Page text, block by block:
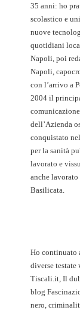
35 anni: ho
scolastico e
nuove
quotidiani
Napoli, poi
Napoli,
con l’arrivo a
2004 il
dell’Azienda
conquistato
per la sanità
lavorato e
anche
Basilicata.
Ho continuato
diverse
Tiscali.it, Il
blog
nero,